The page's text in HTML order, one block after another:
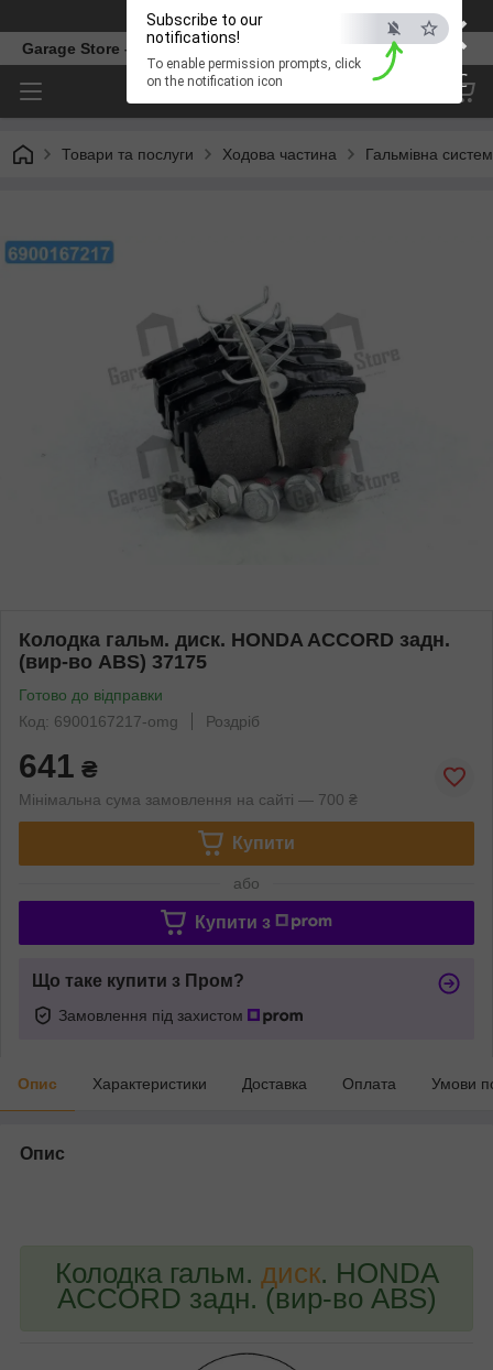
×
ESC
Subscribe to our
notifications!
To enable permission prompts, click
on the notification icon
Телефон
Garage Store – інтернет магазин автозапчастин.
Товари та послуги Ходова частина Гальмівна
Колодка гальм. диск. HONDA ACCORD задн.
(вир-во ABS) 37175
Готово до відправки
Код: 6900167217-omg
Роздріб
641 ₴
Мінімальна сума замовлення на сайті — 700 ₴
Купити
або
Купити з
Що таке купити з Пром?
Замовлення під захистом
Опис Характеристики Доставка Оплата Умови
Опис
Колодка гальм. диск. HONDA
ACCORD задн. (вир-во ABS)